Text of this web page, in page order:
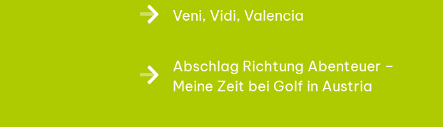
Veni, Vidi, Valencia
Abschlag Richtung Abenteuer –
Meine Zeit bei Golf in Austria